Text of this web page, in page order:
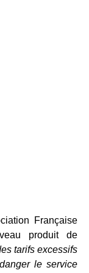
Française
produit de
tarifs excessifs
le service